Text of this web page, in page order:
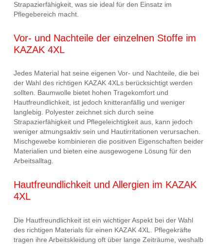
Strapazierfähigkeit, was sie ideal für den Einsatz im
Pflegebereich macht.
Vor- und Nachteile der einzelnen Stoffe im
KAZAK 4XL
Jedes Material hat seine eigenen Vor- und Nachteile, die bei
der Wahl des richtigen KAZAK 4XLs berücksichtigt werden
sollten. Baumwolle bietet hohen Tragekomfort und
Hautfreundlichkeit, ist jedoch knitteranfällig und weniger
langlebig. Polyester zeichnet sich durch seine
Strapazierfähigkeit und Pflegeleichtigkeit aus, kann jedoch
weniger atmungsaktiv sein und Hautirritationen verursachen.
Mischgewebe kombinieren die positiven Eigenschaften beider
Materialien und bieten eine ausgewogene Lösung für den
Arbeitsalltag.
Hautfreundlichkeit und Allergien im KAZAK
4XL
Die Hautfreundlichkeit ist ein wichtiger Aspekt bei der Wahl
des richtigen Materials für einen KAZAK 4XL. Pflegekräfte
tragen ihre Arbeitskleidung oft über lange Zeiträume, weshalb